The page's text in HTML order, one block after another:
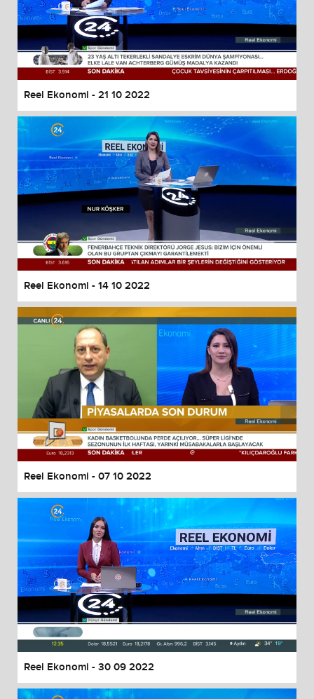
Reel Ekonomi - 21 10 2022
Reel Ekonomi - 14 10 2022
Reel Ekonomi - 07 10 2022
Reel Ekonomi - 30 09 2022